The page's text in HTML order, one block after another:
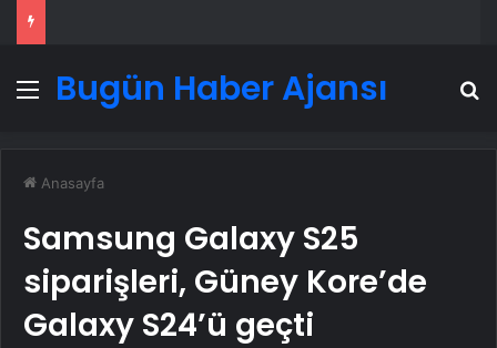
Menü
Bugün Haber Ajansı
Anasayfa
Samsung Galaxy S25
siparişleri, Güney Kore’de
Galaxy S24’ü geçti